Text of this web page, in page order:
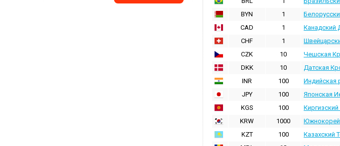
BYN
1
CAD
1 Канадский
CHF
1
CZK
10 Чешская
DKK
10 Датская
INR
100 Индийская
JPY
100 Японская
KGS
100
KRW
1000
KZT
100 Казахский